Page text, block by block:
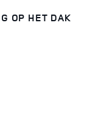
OP HET DAK